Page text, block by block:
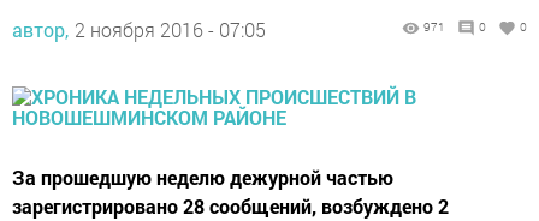
автор, 2 ноября 2016 - 07:05 971 0 0
За прошедшую неделю дежурной частью
зарегистрировано 28 сообщений, возбуждено 2